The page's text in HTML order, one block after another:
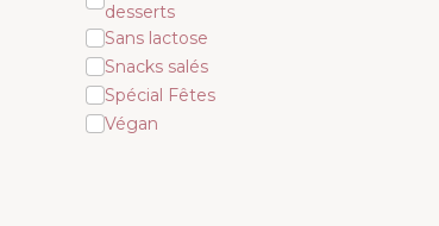
desserts
Sans lactose
Snacks salés
Spécial Fêtes
Végan